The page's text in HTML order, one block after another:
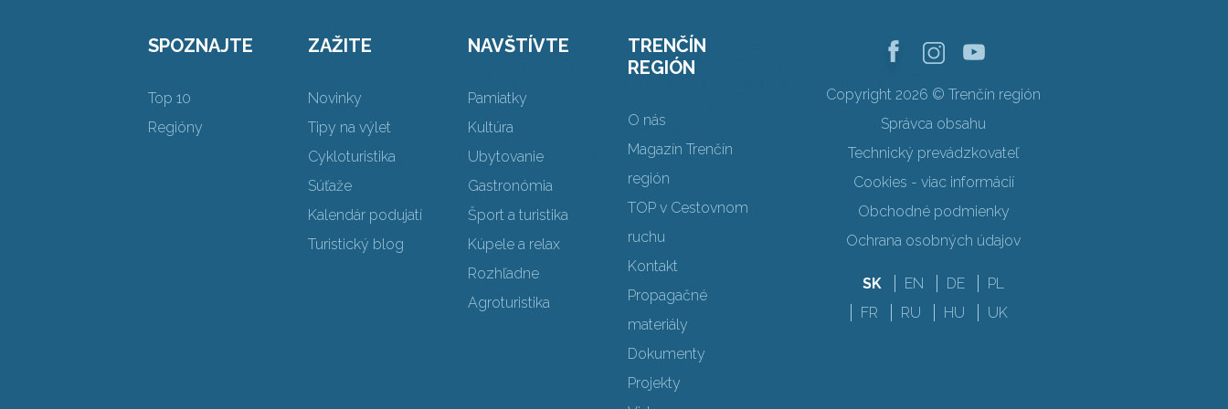
SPOZNAJTE
Top 10
Regióny
ZAŽITE
Novinky
Tipy na výlet
Cykloturistika
Súťaže
Kalendár podujatí
Turistický blog
NAVŠTÍVTE
Pamiatky
Kultúra
Ubytovanie
Gastronómia
Šport a turistika
Kúpele a relax
Rozhľadne
Agroturistika
TRENČÍN
REGIÓN
O nás
Magazín Trenčín
región
TOP v Cestovnom
ruchu
Kontakt
Propagačné
materiály
Dokumenty
Projekty
Copyright 2026 © Trenčín región
Správca obsahu
Technický prevádzkovateľ
Cookies - viac informácií
Obchodné podmienky
Ochrana osobných údajov
SK EN DE
PL
FR
RU HU UK